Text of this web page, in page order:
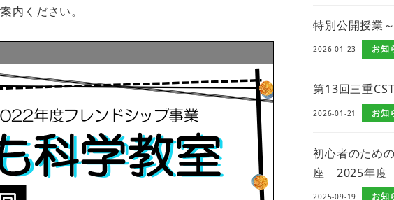
内ください。
特別公開授業
2026-01-23 お知
第13回三重
2026-01-21 お知
初心者のため
座 2025年度
2025-09-19 お知